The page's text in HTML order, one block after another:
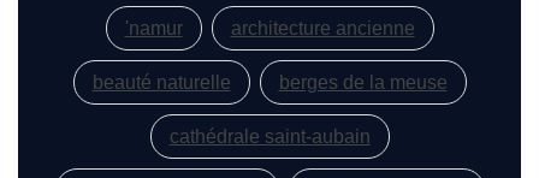
'namur architecture ancienne
beauté naturelle berges de la meuse
cathédrale saint-aubain